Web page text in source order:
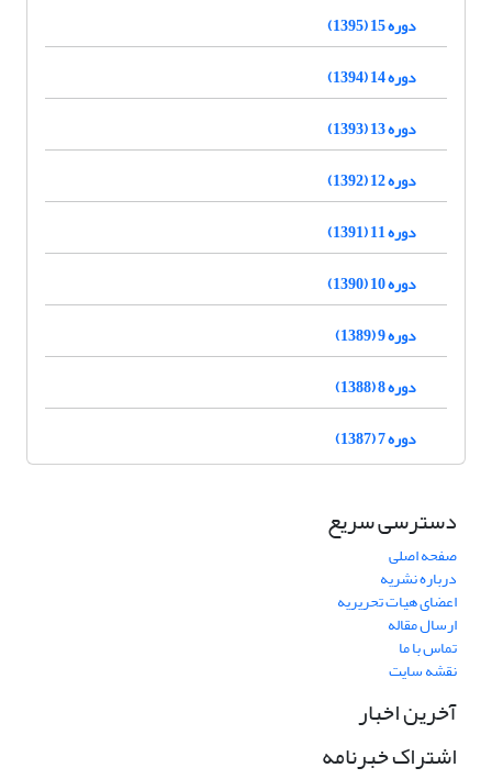
دوره 15 (1395)
دوره 14 (1394)
دوره 13 (1393)
دوره 12 (1392)
دوره 11 (1391)
دوره 10 (1390)
دوره 9 (1389)
دوره 8 (1388)
دوره 7 (1387)
دسترسی سریع
صفحه اصلی
درباره نشریه
اعضای هیات تحریریه
ارسال مقاله
تماس با ما
نقشه سایت
آخرین اخبار
اشتراک خبرنامه